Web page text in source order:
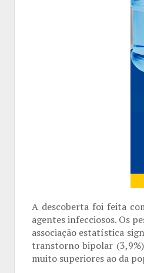
A descoberta foi feita
agentes infecciosos. Os
associação estatística
transtorno bipolar
muito superiores ao da